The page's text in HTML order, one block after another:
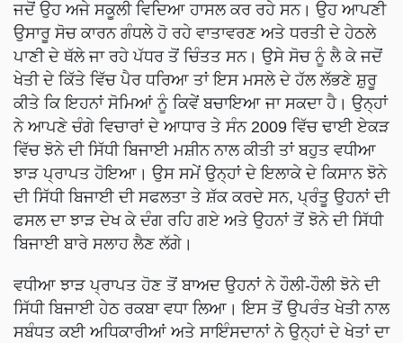
ਜਦੋਂ ਉਹ ਅਜੇ ਸਕੂਲੀ ਵਿਦਿਆ ਹਾਸਲ ਕਰ ਰਹੇ ਸਨ। ਉਹ ਆਪਣੀ
ਉਸਾਰੂ ਸੋਚ ਕਾਰਨ ਗੰਧਲੇ ਹੋ ਰਹੇ ਵਾਤਾਵਰਣ ਅਤੇ ਧਰਤੀ ਦੇ ਹੇਠਲੇ
ਪਾਣੀ ਦੇ ਥੱਲੇ ਜਾ ਰਹੇ ਪੱਧਰ ਤੋਂ ਚਿੰਤਤ ਸਨ। ਉਸੇ ਸੋਚ ਨੂੰ ਲੈ ਕੇ ਜਦੋਂ
ਖੇਤੀ ਦੇ ਕਿੱਤੇ ਵਿੱਚ ਪੈਰ ਧਰਿਆ ਤਾਂ ਇਸ ਮਸਲੇ ਦੇ ਹੱਲ ਲੱਭਣੇ ਸ਼ੁਰੂ
ਕੀਤੇ ਕਿ ਇਹਨਾਂ ਸੋਮਿਆਂ ਨੂੰ ਕਿਵੇਂ ਬਚਾਇਆ ਜਾ ਸਕਦਾ ਹੈ। ਉਨ੍ਹਾਂ
ਨੇ ਆਪਣੇ ਚੰਗੇ ਵਿਚਾਰਾਂ ਦੇ ਆਧਾਰ ਤੇ ਸੰਨ 2009 ਵਿੱਚ ਢਾਈ ਏਕੜ
ਵਿੱਚ ਝੋਨੇ ਦੀ ਸਿੱਧੀ ਬਿਜਾਈ ਮਸ਼ੀਨ ਨਾਲ ਕੀਤੀ ਤਾਂ ਬਹੁਤ ਵਧੀਆ
ਝਾੜ ਪ੍ਰਾਪਤ ਹੋਇਆ। ਉਸ ਸਮੇਂ ਉਨ੍ਹਾਂ ਦੇ ਇਲਾਕੇ ਦੇ ਕਿਸਾਨ ਝੋਨੇ
ਦੀ ਸਿੱਧੀ ਬਿਜਾਈ ਦੀ ਸਫਲਤਾ ਤੇ ਸ਼ੱਕ ਕਰਦੇ ਸਨ, ਪ੍ਰੰਤੂ ਉਹਨਾਂ ਦੀ
ਫਸਲ ਦਾ ਝਾੜ ਦੇਖ ਕੇ ਦੰਗ ਰਹਿ ਗਏ ਅਤੇ ਉਹਨਾਂ ਤੋਂ ਝੋਨੇ ਦੀ ਸਿੱਧੀ
ਬਿਜਾਈ ਬਾਰੇ ਸਲਾਹ ਲੈਣ ਲੱਗੇ।
ਵਧੀਆ ਝਾੜ ਪ੍ਰਾਪਤ ਹੋਣ ਤੋਂ ਬਾਅਦ ਉਹਨਾਂ ਨੇ ਹੌਲੀ-ਹੌਲੀ ਝੋਨੇ ਦੀ
ਸਿੱਧੀ ਬਿਜਾਈ ਹੇਠ ਰਕਬਾ ਵਧਾ ਲਿਆ। ਇਸ ਤੋਂ ਉਪਰੰਤ ਖੇਤੀ ਨਾਲ
ਸਬੰਧਤ ਕਈ ਅਧਿਕਾਰੀਆਂ ਅਤੇ ਸਾਇੰਸਦਾਨਾਂ ਨੇ ਉਨ੍ਹਾਂ ਦੇ ਖੇਤਾਂ ਦਾ